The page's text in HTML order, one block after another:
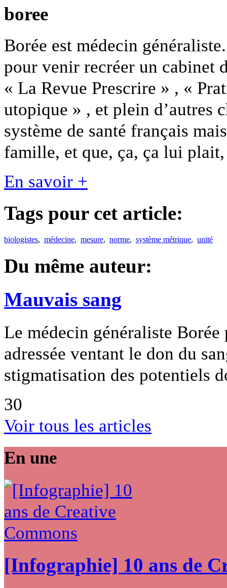
boree
Borée est médecin
pour venir recréer un cabinet
« La Revue Prescrire » , «
utopique » , et plein d’autres
système de santé français
famille, et que, ça, ça lui
En savoir +
Tags pour cet article:
biologistes, médecine, mesure, norme, système métrique, unité
Du même auteur:
Mauvais sang
Le médecin généraliste
adressée ventant le don du
stigmatisation des potentiels
30
Voir tous les articles
En une
[Infographie] 10 ans de